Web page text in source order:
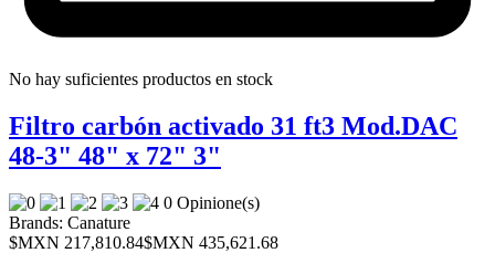
No hay suficientes productos en stock
Filtro carbón activado 31 ft3 Mod.DAC
48-3" 48" x 72" 3"
0 Opinione(s)
Brands: Canature
$MXN 217,810.84$MXN 435,621.68